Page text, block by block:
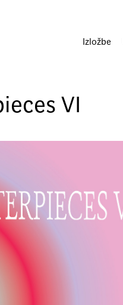
Izložbe
VI